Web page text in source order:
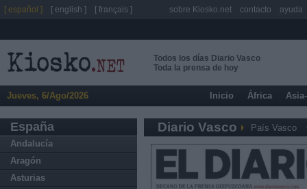
Todos los días Diario Vasco
Toda la prensa de hoy
Jueves, 6/Ago/2026 Inicio África
España
Andalucía
Aragón
Asturias
Diario Vasco País Vasco
[ español ] [ english ] [ français ] sobre Kiosko.net contacto ayuda